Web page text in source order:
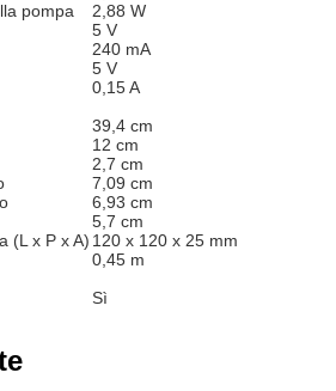
pompa
2,88 W
5 V
240 mA
5 V
0,15 A
39,4 cm
12 cm
2,7 cm
7,09 cm
6,93 cm
5,7 cm
(L x P x A) 120 x 120 x 25 mm
0,45 m
Sì